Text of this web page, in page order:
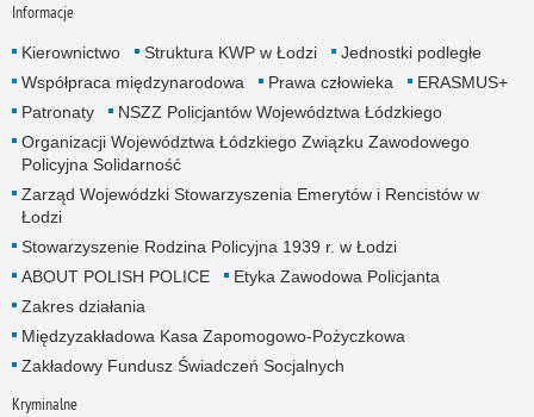
Informacje
Kierownictwo Struktura KWP w Łodzi
Jednostki podległe
Współpraca międzynarodowa
Prawa człowieka
ERASMUS+
Patronaty
NSZZ Policjantów Województwa Łódzkiego
Organizacji Województwa Łódzkiego Związku Zawodowego
Policyjna Solidarność
Zarząd Wojewódzki Stowarzyszenia Emerytów i Rencistów w
Łodzi
Stowarzyszenie Rodzina Policyjna 1939 r. w Łodzi
ABOUT POLISH POLICE
Etyka Zawodowa Policjanta
Zakres działania
Międzyzakładowa Kasa Zapomogowo-Pożyczkowa
Zakładowy Fundusz Świadczeń Socjalnych
Kryminalne